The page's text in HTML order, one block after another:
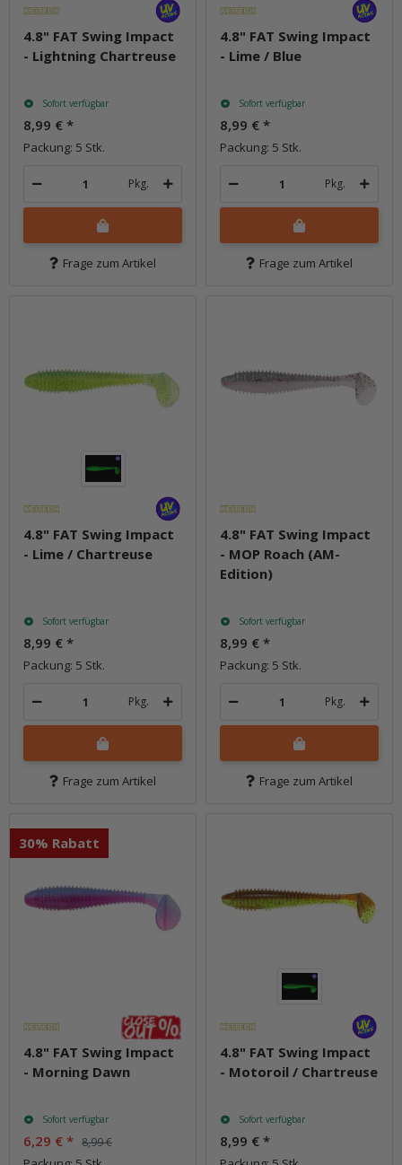
4.8" FAT Swing Impact
- Lightning Chartreuse
Sofort verfügbar
8,99 € *
Packung: 5 Stk.
Pkg.
Frage zum Artikel
4.8" FAT Swing Impact
- Lime / Blue
Sofort verfügbar
8,99 € *
Packung: 5 Stk.
Pkg.
Frage zum Artikel
4.8" FAT Swing Impact
- Lime / Chartreuse
Sofort verfügbar
8,99 € *
Packung: 5 Stk.
Pkg.
Frage zum Artikel
4.8" FAT Swing Impact
- MOP Roach (AM-
Edition)
Sofort verfügbar
8,99 € *
Packung: 5 Stk.
Pkg.
Frage zum Artikel
30% Rabatt
4.8" FAT Swing Impact
- Morning Dawn
Sofort verfügbar
6,29 € * 8,99 €
4.8" FAT Swing Impact
- Motoroil / Chartreuse
Sofort verfügbar
8,99 € *